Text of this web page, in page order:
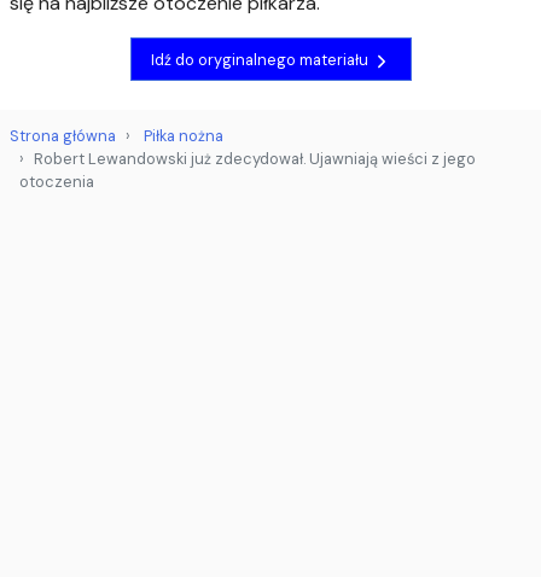
Idź do oryginalnego materiału
Strona główna
Piłka nożna
Robert Lewandowski już zdecydował. Ujawniają wieści z jego
otoczenia